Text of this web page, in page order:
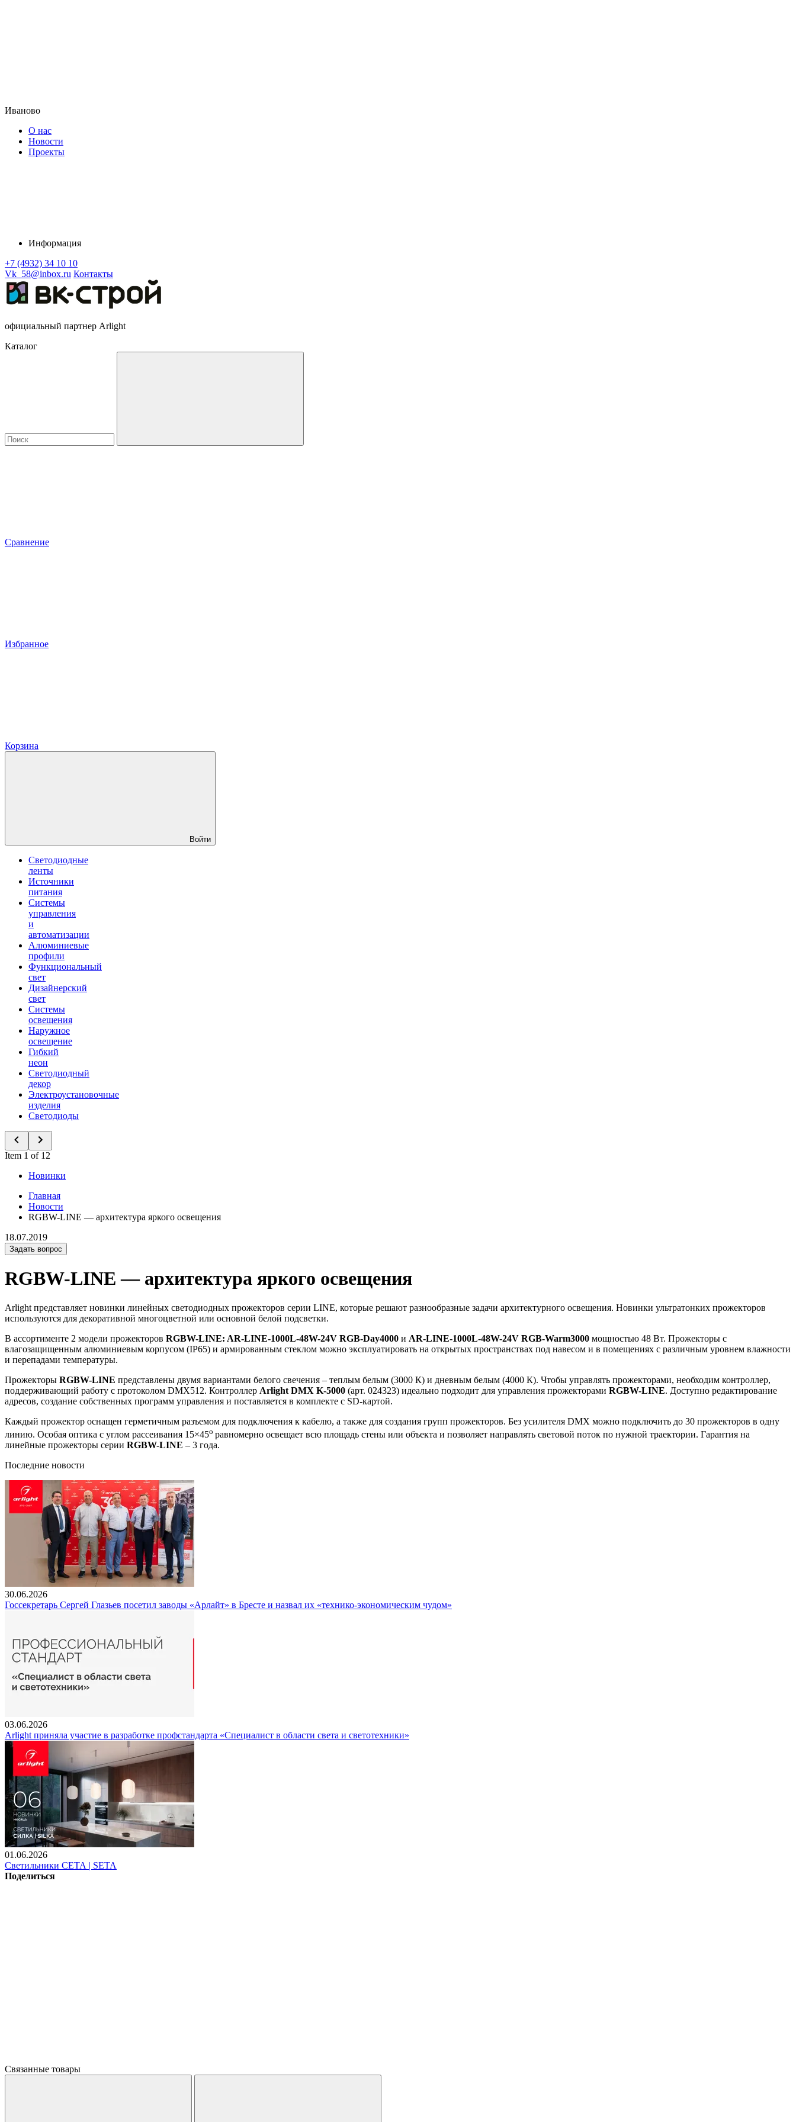
Иваново
О нас
Новости
Проекты
Информация
+7 (4932) 34 10 10
Vk_58@inbox.ru Контакты
официальный партнер Arlight
Каталог
Сравнение
Избранное
Корзина
Войти
Светодиодные
ленты
Источники
питания
Системы
управления
и
автоматизации
Алюминиевые
профили
Функциональный
свет
Дизайнерский
свет
Системы
освещения
Наружное
освещение
Гибкий
неон
Светодиодный
декор
Электроустановочные
изделия
Светодиоды
Item 1 of 12
Новинки
Главная
Новости
RGBW-LINE — архитектура яркого освещения
18.07.2019
Задать вопрос
RGBW-LINE — архитектура яркого освещения
Arlight представляет новинки линейных светодиодных прожекторов серии LINE, которые решают разнообразные задачи архитектурного освещения. Новинки ультратонких прожекторов
используются для декоративной многоцветной или основной белой подсветки.
В ассортименте 2 модели прожекторов RGBW-LINE: AR-LINE-1000L-48W-24V RGB-Day4000 и AR-LINE-1000L-48W-24V RGB-Warm3000 мощностью 48 Вт. Прожекторы с
влагозащищенным алюминиевым корпусом (IP65) и армированным стеклом можно эксплуатировать на открытых пространствах под навесом и в помещениях с различным уровнем влажности
и перепадами температуры.
Прожекторы RGBW-LINE представлены двумя вариантами белого свечения – теплым белым (3000 К) и дневным белым (4000 К). Чтобы управлять прожекторами, необходим контроллер,
поддерживающий работу с протоколом DMX512. Контроллер Arlight DMX K-5000 (арт. 024323) идеально подходит для управления прожекторами RGBW-LINE. Доступно редактирование
адресов, создание собственных программ управления и поставляется в комплекте с SD-картой.
Каждый прожектор оснащен герметичным разъемом для подключения к кабелю, а также для создания групп прожекторов. Без усилителя DMX можно подключить до 30 прожекторов в одну
линию. Особая оптика с углом рассеивания 15×45o равномерно освещает всю площадь стены или объекта и позволяет направлять световой поток по нужной траектории. Гарантия на
линейные прожекторы серии RGBW-LINE – 3 года.
Последние новости
30.06.2026
Госсекретарь Сергей Глазьев посетил заводы «Арлайт» в Бресте и назвал их «технико-экономическим чудом»
03.06.2026
Arlight приняла участие в разработке профстандарта «Специалист в области света и светотехники»
01.06.2026
Светильники СЕТА | SETA
Поделиться
Связанные товары